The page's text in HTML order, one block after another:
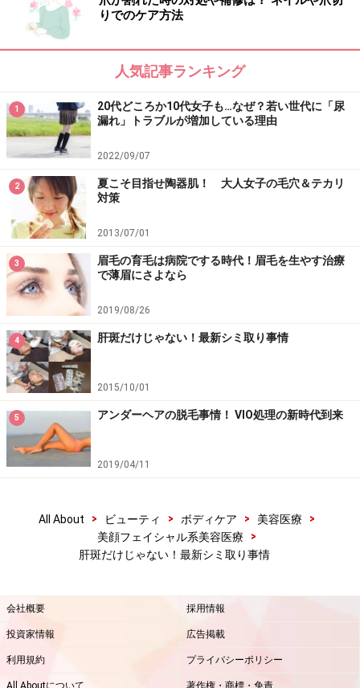
りでのケア方法
人気記事ランキング
1
20代どころか10代女子も…なぜ？若い世代に「尿
漏れ」トラブルが増加している理由
2022/09/07
2
夏こそ目指せ陶器肌！ 大人女子の毛穴＆テカリ
対策
2013/07/01
3
眉毛の育毛は病院でする時代！眉毛を生やす治療
で薄眉にさよなら
2019/08/26
4 肝斑だけじゃない！最新シミ取り事情
2015/10/01
5 アンダーヘアの脱毛事情！ VIO処理の新時代到来
2019/04/11
All About > ビューティ > ボディケア > 美容医療
>
美顔フェイシャル系美容医療
>
肝斑だけじゃない！最新シミ取り事情
会社概要 採用情報
投資家情報 広告掲載
利用規約 プライバシーポリシー
All Aboutについて 著作権・商標・免責